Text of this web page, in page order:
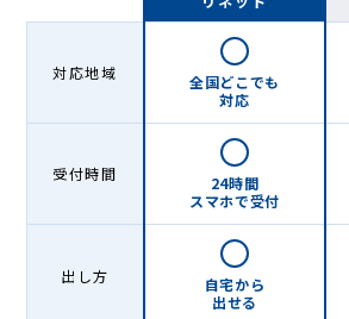
対応地域
全国どこでも
対応
受付時間
24時間
スマホで受付
出し方
自宅から
出せる